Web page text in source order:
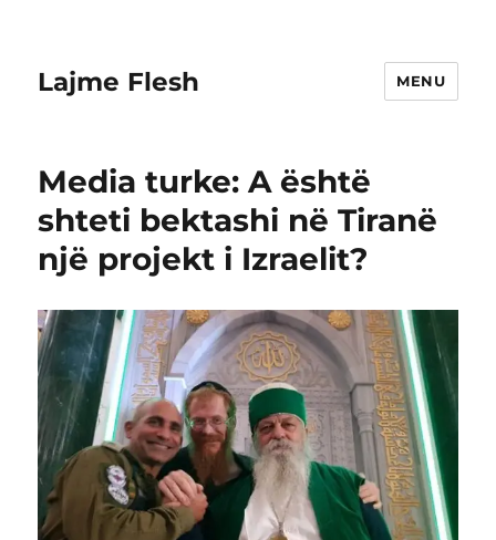
Lajme Flesh MENU
Media turke: A është
shteti bektashi në Tiranë
një projekt i Izraelit?